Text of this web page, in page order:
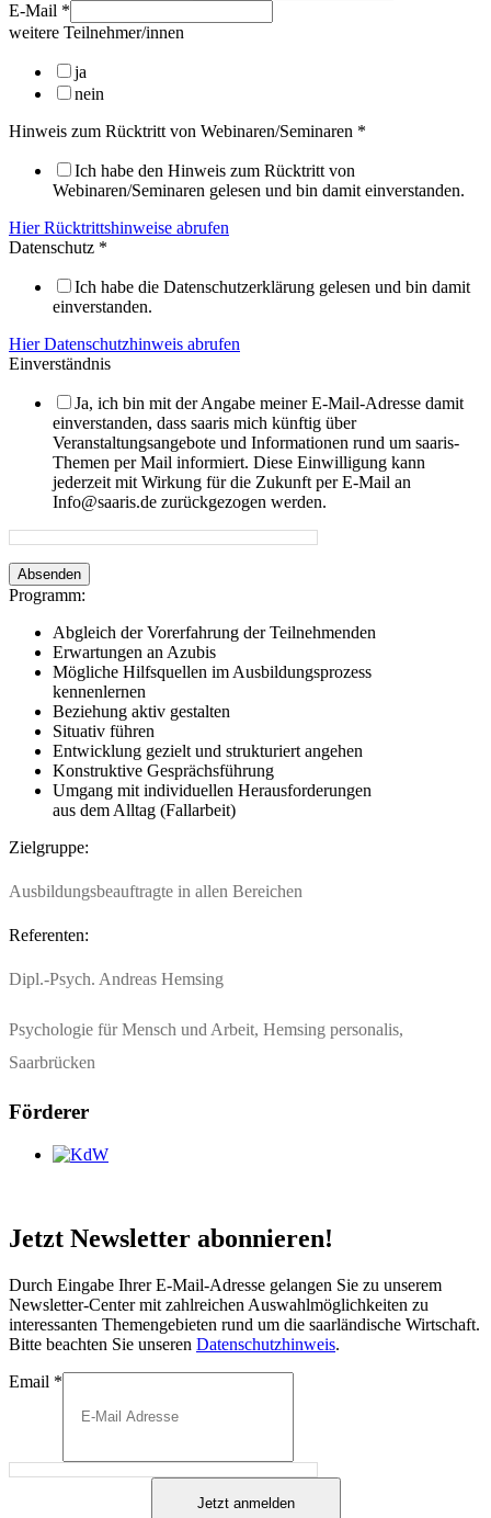
E-Mail *
weitere Teilnehmer/innen
ja
nein
Hinweis zum Rücktritt von Webinaren/Seminaren *
Ich habe den Hinweis zum Rücktritt von
Webinaren/Seminaren gelesen und bin damit einverstanden.
Hier Rücktrittshinweise abrufen
Datenschutz *
Ich habe die Datenschutzerklärung gelesen und bin damit
einverstanden.
Hier Datenschutzhinweis abrufen
Einverständnis
Ja, ich bin mit der Angabe meiner E-Mail-Adresse damit
einverstanden, dass saaris mich künftig über
Veranstaltungsangebote und Informationen rund um saaris-
Themen per Mail informiert. Diese Einwilligung kann
jederzeit mit Wirkung für die Zukunft per E-Mail an
Info@saaris.de zurückgezogen werden.
Absenden
Programm:
Abgleich der Vorerfahrung der Teilnehmenden
Erwartungen an Azubis
Mögliche Hilfsquellen im Ausbildungsprozess
kennenlernen
Beziehung aktiv gestalten
Situativ führen
Entwicklung gezielt und strukturiert angehen
Konstruktive Gesprächsführung
Umgang mit individuellen Herausforderungen
aus dem Alltag (Fallarbeit)
Zielgruppe:
Ausbildungsbeauftragte in allen Bereichen
Referenten:
Dipl.-Psych. Andreas Hemsing
Psychologie für Mensch und Arbeit, Hemsing personalis,
Saarbrücken
Förderer
Jetzt Newsletter abonnieren!
Durch Eingabe Ihrer E-Mail-Adresse gelangen Sie zu unserem
Newsletter-Center mit zahlreichen Auswahlmöglichkeiten zu
interessanten Themengebieten rund um die saarländische Wirtschaft.
Bitte beachten Sie unseren Datenschutzhinweis.
Email *
Jetzt anmelden